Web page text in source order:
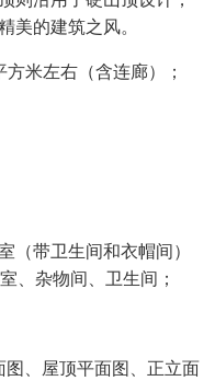
美的建筑之风。
米左右（含连廊）；
（带卫生间和衣帽间）
、杂物间、卫生间；
、屋顶平面图、正立面